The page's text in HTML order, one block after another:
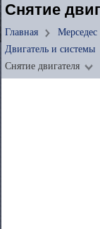
Снятие
Главная Мерседес
Двигатель и системы
Снятие двигателя